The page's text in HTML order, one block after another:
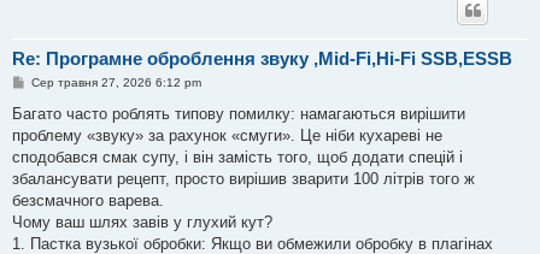
Re: Програмне оброблення звуку ,Mid-Fi,Hi-Fi SSB,ESSB
П
в
д
о
л
е
н
я
Сер травня 27, 2026 6:12 pm
Багато часто роблять типову помилку: намагаються вирішити
проблему «звуку» за рахунок «смуги». Це ніби кухареві не
сподобався смак супу, і він замість того, щоб додати спецій і
збалансувати рецепт, просто вирішив зварити 100 літрів того ж
безсмачного варева.
Чому ваш шлях завів у глухий кут?
1. Пастка вузької обробки: Якщо ви обмежили обробку в плагінах